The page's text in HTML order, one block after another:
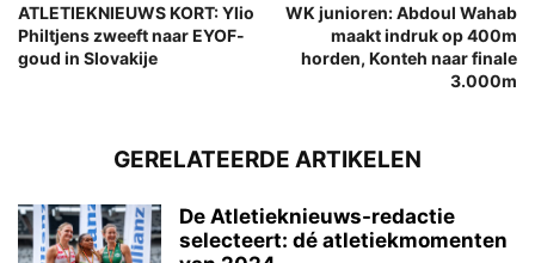
ATLETIEKNIEUWS KORT: Ylio
Philtjens zweeft naar EYOF-
goud in Slovakije
WK junioren: Abdoul Wahab
maakt indruk op 400m
horden, Konteh naar finale
3.000m
GERELATEERDE ARTIKELEN
De Atletieknieuws-redactie
selecteert: dé atletiekmomenten